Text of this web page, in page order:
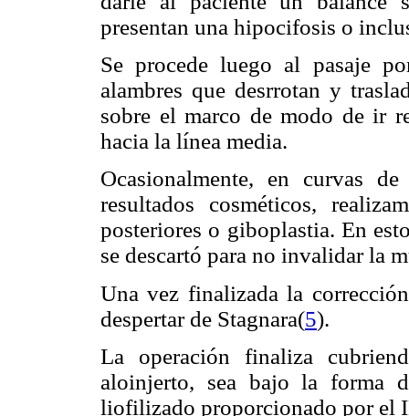
presentan una hipocifosis o
Se procede luego al pasaje
alambres que desrrotan y
sobre el marco de modo de ir
hacia la línea media.
Ocasionalmente, en curvas
resultados cosméticos,
posteriores o giboplastia. En
se descartó para no invalidar la
Una vez finalizada la
despertar de Stagnara(5).
La operación finaliza
aloinjerto, sea bajo la forma
liofilizado proporcionado por el